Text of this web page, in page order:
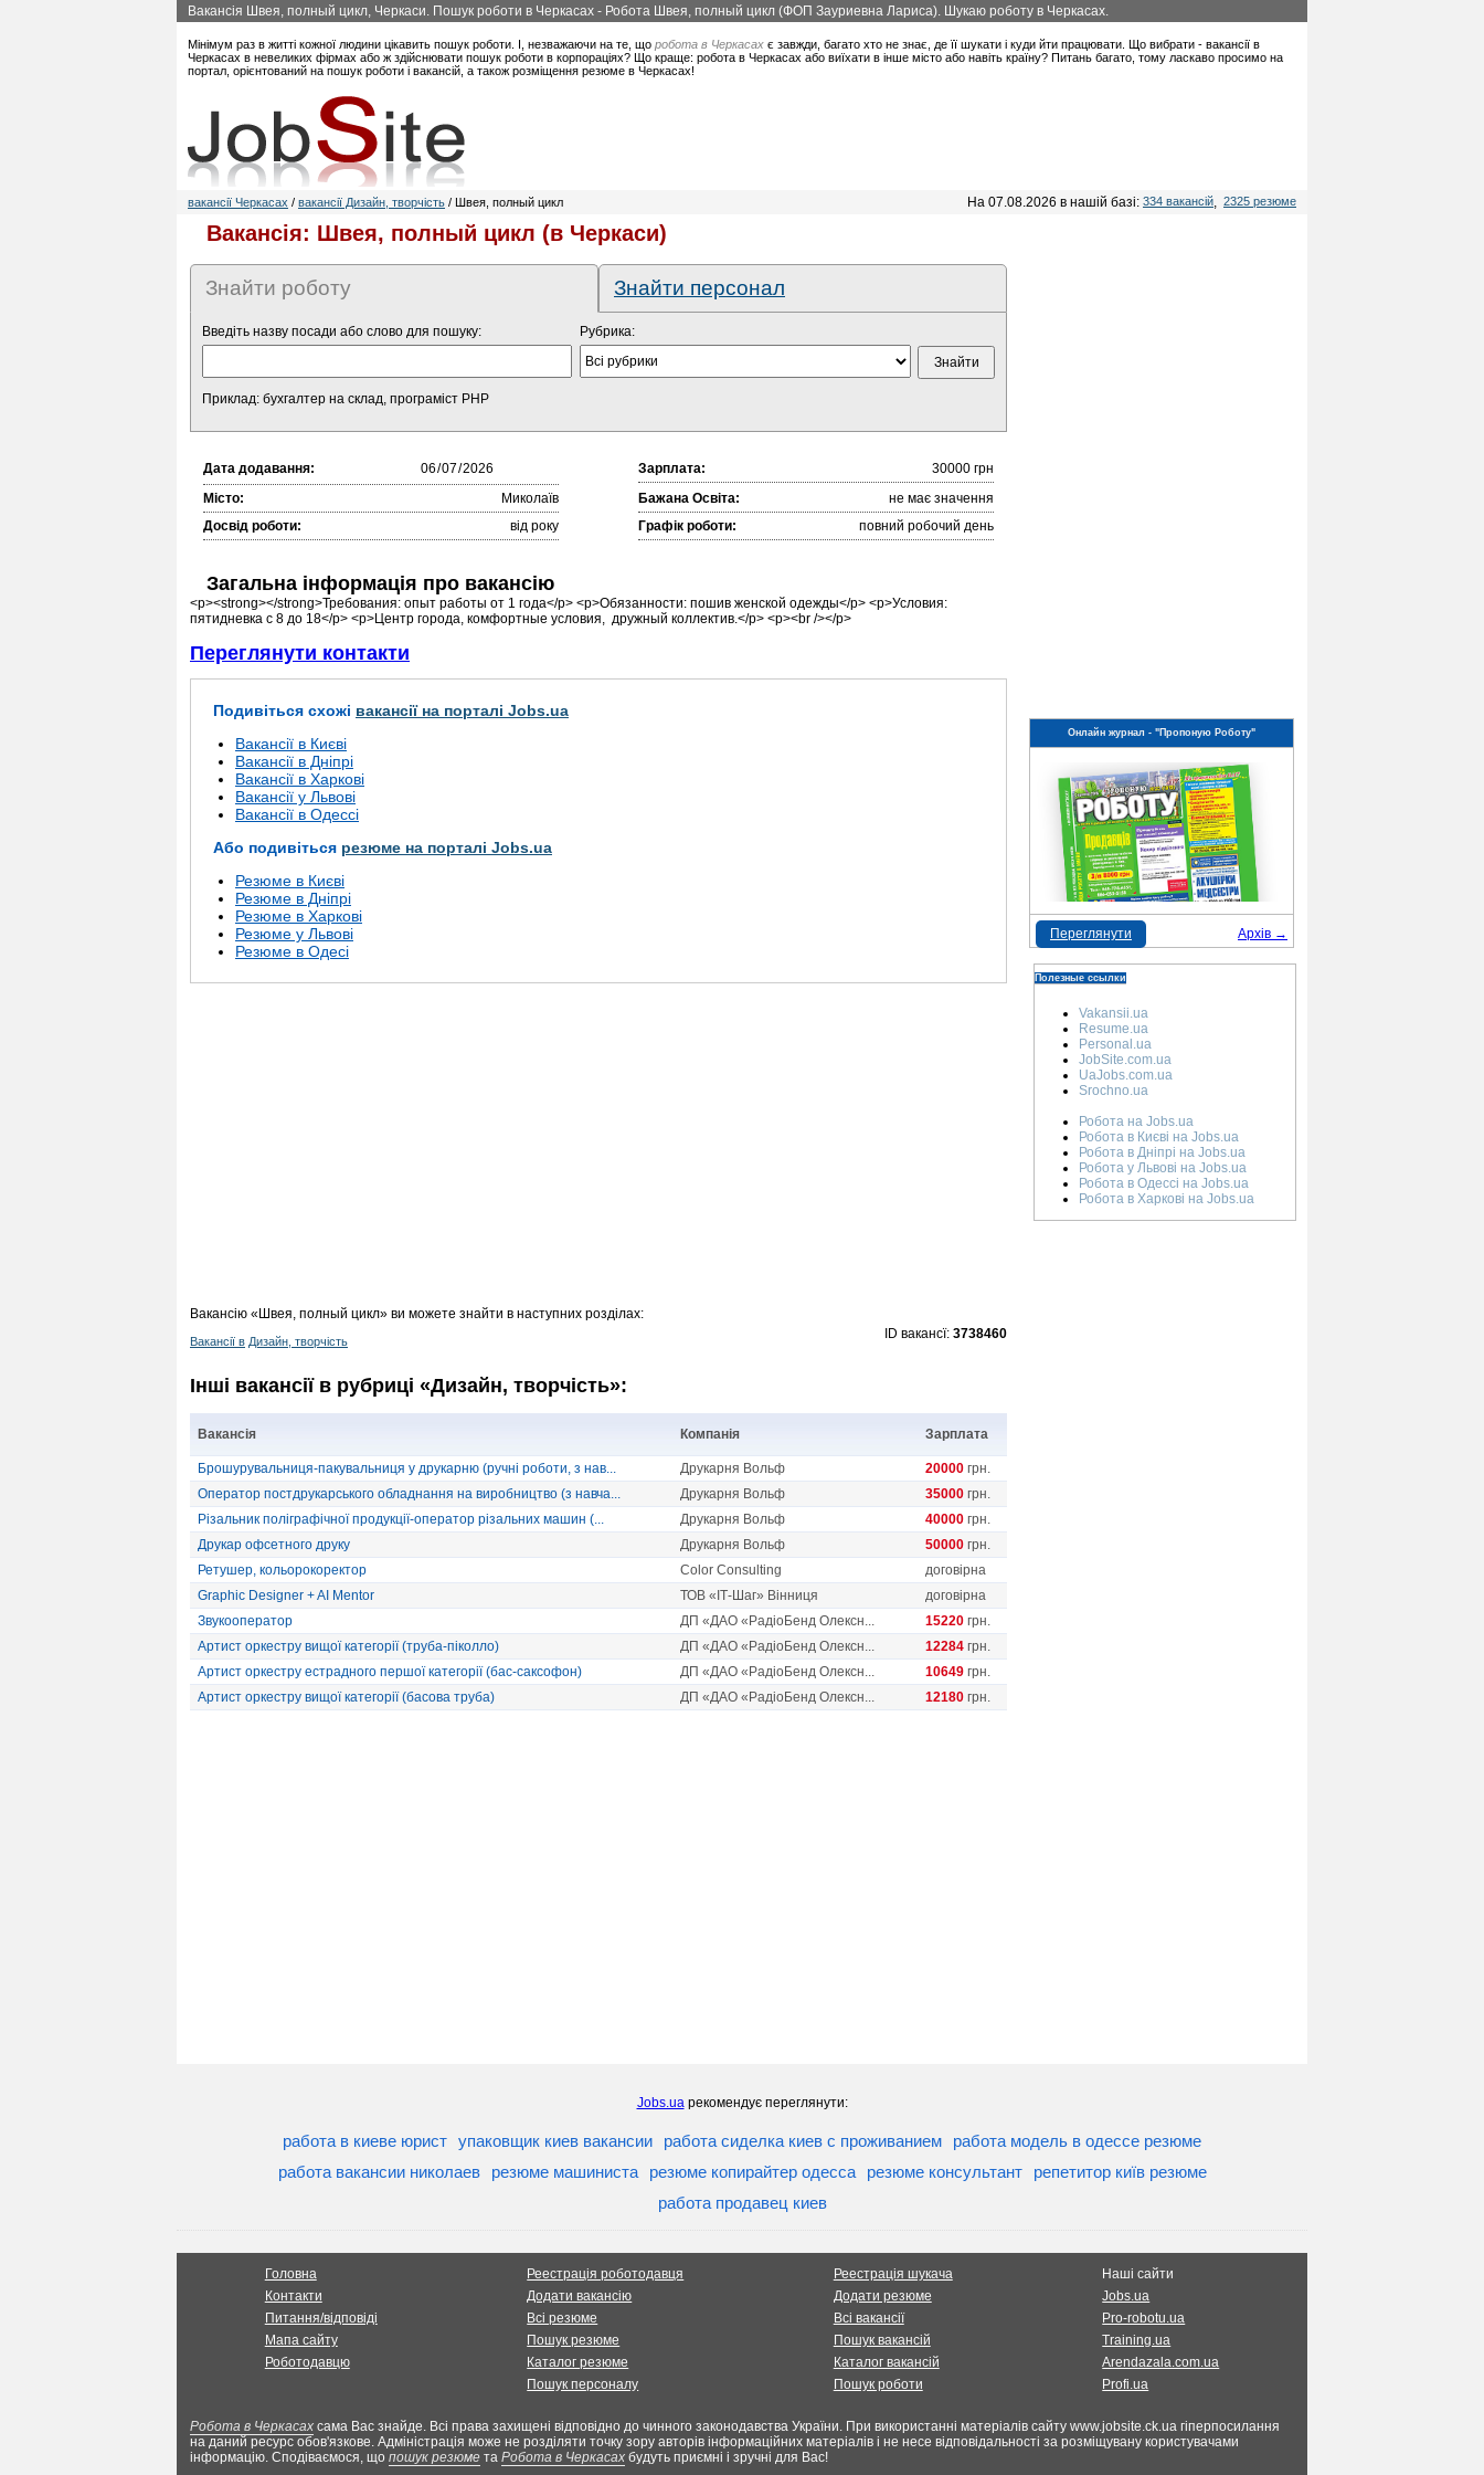
Вакансія Швея, полный цикл, Черкаси. Пошук роботи в Черкасах - Робота Швея, полный цикл (ФОП Зауриевна Лариса). Шукаю роботу в Черкасах.
Мінімум раз в житті кожної людини цікавить пошук роботи. І, незважаючи на те, що робота в Черкасах є завжди, багато хто не знає, де її шукати і куди йти працювати. Що вибрати - вакансії в
Черкасах в невеликих фірмах або ж здійснювати пошук роботи в корпораціях? Що краще: робота в Черкасах або виїхати в інше місто або навіть країну? Питань багато, тому ласкаво просимо на
портал, орієнтований на пошук роботи і вакансій, а також розміщення резюме в Черкасах!
вакансії Черкасах / вакансії Дизайн, творчість / Швея, полный цикл На 07.08.2026 в нашій базі: 334 вакансій, 2325 резюме
Вакансія: Швея, полный цикл (в Черкаси)
Знайти роботу Знайти персонал
Введіть назву посади або слово для пошуку:
Приклад: бухгалтер на склад, програміст PHP
Рубрика:
Дата додавання: Зарплата:
30000 грн
Місто:
Миколаїв Бажана Освіта:
не має значення
Досвід роботи:
від року Графік роботи: повний робочий день
Загальна інформація про вакансію
<p><strong></strong>Требования: опыт работы от 1 года</p> <p>Обязанности: пошив женской одежды</p> <p>Условия:
пятидневка с 8 до 18</p> <p>Центр города, комфортные условия, дружный коллектив.</p> <p><br /></p>
Переглянути контакти
Подивіться схожі вакансії на порталі Jobs.ua
Вакансії в Києві
Вакансії в Дніпрі
Вакансії в Харкові
Вакансії у Львові
Вакансії в Одессі
Або подивіться резюме на порталі Jobs.ua
Резюме в Києві
Резюме в Дніпрі
Резюме в Харкові
Резюме у Львові
Резюме в Одесі
Вакансію «Швея, полный цикл» ви можете знайти в наступних розділах:
Вакансії в Дизайн, творчість ID вакансї: 3738460
Інші вакансії в рубриці «Дизайн, творчість»:
Вакансія Компанія Зарплата
Брошурувальниця-пакувальниця у друкарню (ручні роботи, з нав... Друкарня Вольф 20000 грн.
Оператор постдрукарського обладнання на виробництво (з навча...
Друкарня Вольф 35000 грн.
Різальник поліграфічної продукції-оператор різальних машин (...
Друкарня Вольф 40000 грн.
Друкар офсетного друку
Друкарня Вольф 50000 грн.
Ретушер, кольорокоректор
Color Consulting
договірна
Graphic Designer + AI Mentor
ТОВ «ІТ-Шаг» Вінниця
договірна
Звукооператор
ДП «ДАО «РадіоБенд Олексн... 15220 грн.
Артист оркестру вищої категорії (труба-піколло)
ДП «ДАО «РадіоБенд Олексн... 12284 грн.
Артист оркестру естрадного першої категорії (бас-саксофон)
ДП «ДАО «РадіоБенд Олексн... 10649 грн.
Артист оркестру вищої категорії (басова труба)
ДП «ДАО «РадіоБенд Олексн... 12180 грн.
Онлайн журнал - "Пропоную Роботу"
Архів →
Переглянути
Полезные ссылки
Vakansii.ua
Resume.ua
Personal.ua
JobSite.com.ua
UaJobs.com.ua
Srochno.ua
Робота на Jobs.ua
Робота в Києві на Jobs.ua
Робота в Дніпрі на Jobs.ua
Робота у Львові на Jobs.ua
Робота в Одессі на Jobs.ua
Робота в Харкові на Jobs.ua
Jobs.uaрекомендує переглянути:
работа в киеве юрист упаковщик киев вакансии работа сиделка киев с проживанием
работа модель в одессе резюме
работа вакансии николаев
резюме машиниста резюме копирайтер одесса резюме консультант
репетитор київ резюме
работа продавец киев
Головна
Контакти
Питання/відповіді
Мапа сайту
Роботодавцю
Реестрація роботодавця
Додати вакансію
Всі резюме
Пошук резюме
Каталог резюме
Пошук персоналу
Реестрація шукача
Додати резюме
Всі вакансії
Пошук вакансій
Каталог вакансій
Пошук роботи
Наші сайти
Jobs.ua
Pro-robotu.ua
Training.ua
Arendazala.com.ua
Profi.ua
Робота в Черкасах сама Вас знайде. Всі права захищені відповідно до чинного законодавства України. При використанні матеріалів сайту www.jobsite.ck.ua гіперпосилання
на даний ресурс обов'язкове. Адміністрація може не розділяти точку зору авторів інформаційних матеріалів і не несе відповідальності за розміщувану користувачами
інформацію. Сподіваємося, що пошук резюме та Робота в Черкасах будуть приємні і зручні для Вас!